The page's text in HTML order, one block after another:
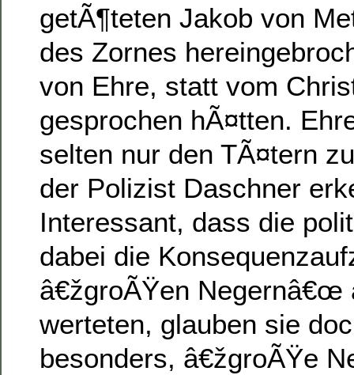
getÃ¶teten Jakob von
des Zornes
von Ehre, statt vom
gesprochen hÃ¤tten.
selten nur den TÃ¤tern
der Polizist Daschner
Interessant, dass die
dabei die
â€žgroÃŸen Negernâ€œ
werteten, glauben sie
besonders, â€žgroÃŸe